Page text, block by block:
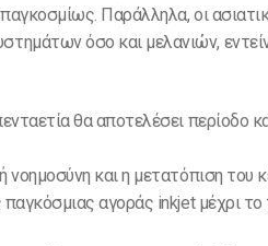
Παράλληλα, οι
όσο και μελανιών,
θα αποτελέσει περίοδο
και η μετατόπιση του
αγοράς inkjet μέχρι το